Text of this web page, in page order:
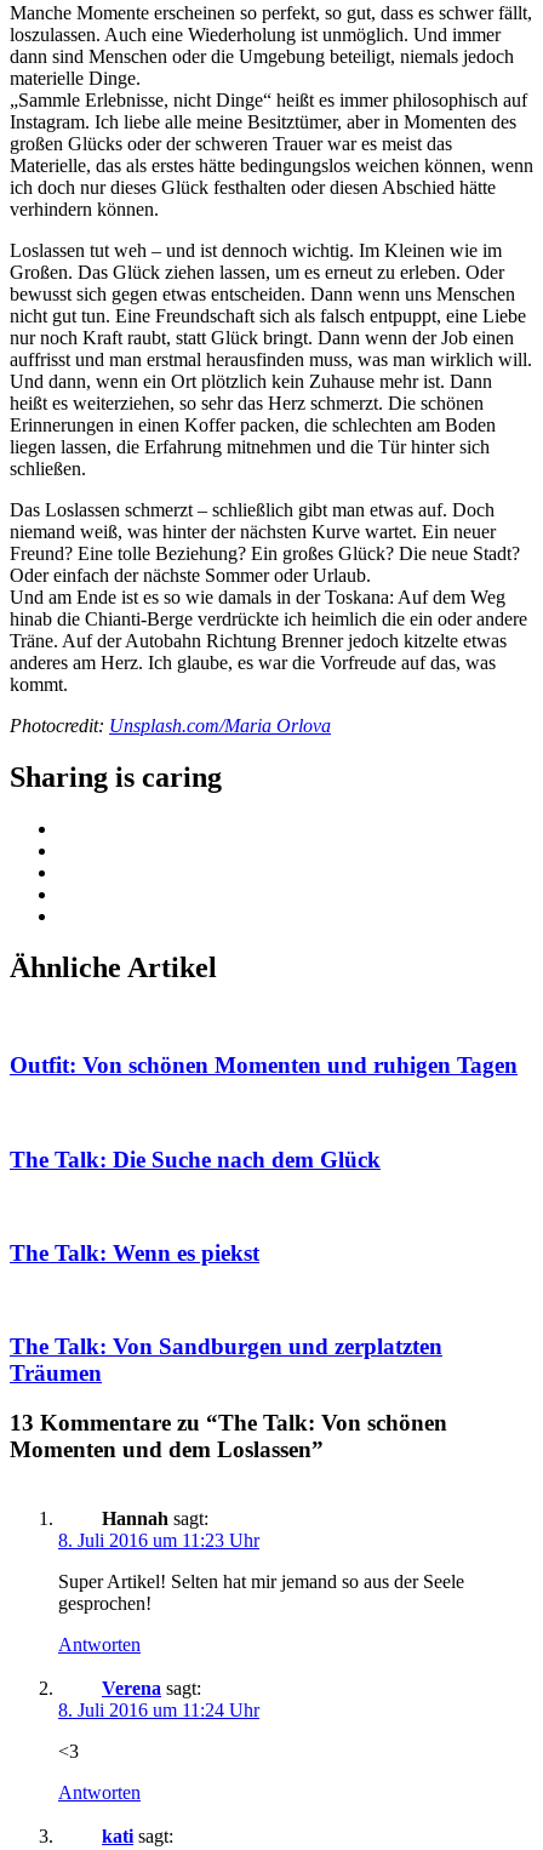
Manche Momente erscheinen so perfekt, so gut, dass es schwer fällt,
loszulassen. Auch eine Wiederholung ist unmöglich. Und immer
dann sind Menschen oder die Umgebung beteiligt, niemals jedoch
materielle Dinge.
„Sammle Erlebnisse, nicht Dinge“ heißt es immer philosophisch auf
Instagram. Ich liebe alle meine Besitztümer, aber in Momenten des
großen Glücks oder der schweren Trauer war es meist das
Materielle, das als erstes hätte bedingungslos weichen können, wenn
ich doch nur dieses Glück festhalten oder diesen Abschied hätte
verhindern können.
Loslassen tut weh – und ist dennoch wichtig. Im Kleinen wie im
Großen. Das Glück ziehen lassen, um es erneut zu erleben. Oder
bewusst sich gegen etwas entscheiden. Dann wenn uns Menschen
nicht gut tun. Eine Freundschaft sich als falsch entpuppt, eine Liebe
nur noch Kraft raubt, statt Glück bringt. Dann wenn der Job einen
auffrisst und man erstmal herausfinden muss, was man wirklich will.
Und dann, wenn ein Ort plötzlich kein Zuhause mehr ist. Dann
heißt es weiterziehen, so sehr das Herz schmerzt. Die schönen
Erinnerungen in einen Koffer packen, die schlechten am Boden
liegen lassen, die Erfahrung mitnehmen und die Tür hinter sich
schließen.
Das Loslassen schmerzt – schließlich gibt man etwas auf. Doch
niemand weiß, was hinter der nächsten Kurve wartet. Ein neuer
Freund? Eine tolle Beziehung? Ein großes Glück? Die neue Stadt?
Oder einfach der nächste Sommer oder Urlaub.
Und am Ende ist es so wie damals in der Toskana: Auf dem Weg
hinab die Chianti-Berge verdrückte ich heimlich die ein oder andere
Träne. Auf der Autobahn Richtung Brenner jedoch kitzelte etwas
anderes am Herz. Ich glaube, es war die Vorfreude auf das, was
kommt.
Photocredit: Unsplash.com/Maria Orlova
Sharing is caring
Ähnliche Artikel
Outfit: Von schönen Momenten und ruhigen Tagen
The Talk: Die Suche nach dem Glück
The Talk: Wenn es piekst
The Talk: Von Sandburgen und zerplatzten
Träumen
13 Kommentare zu “The Talk: Von schönen
Momenten und dem Loslassen”
Hannah sagt:
8. Juli 2016 um 11:23 Uhr
Super Artikel! Selten hat mir jemand so aus der Seele
gesprochen!
Antworten
Verena sagt:
8. Juli 2016 um 11:24 Uhr
<3
Antworten
kati sagt: